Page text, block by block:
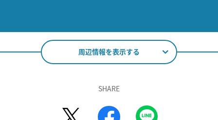
周辺情報を表示する
SHARE